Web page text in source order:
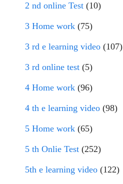
2 nd online Test (10)
3 Home work (75)
3 rd e learning video (107)
3 rd online test (5)
4 Home work (96)
4 th e learning video (98)
5 Home work (65)
5 th Onlie Test (252)
5th e learning video (122)